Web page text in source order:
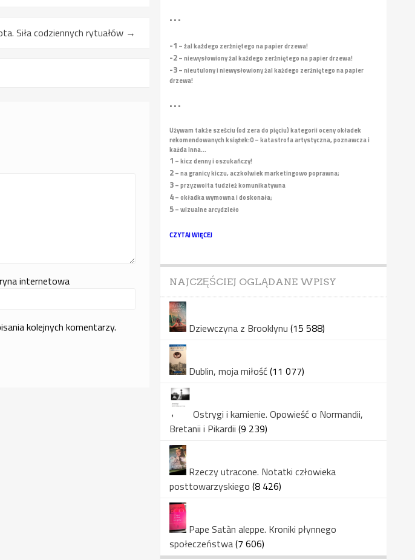
Siła codziennych rytuałów →
internetowa
kolejnych komentarzy.
• • •
-1 – żal każdego zerżniętego na papier drzewa!
-2– niewysłowiony żal każdego zerżniętego na papier drzewa!
-3– nieutulony i niewysłowiony żal każdego zerżniętego na papier
drzewa!
• • •
Używam także sześciu (od zera do pięciu) kategorii oceny okładek
rekomendowanych książek:0 – katastrofa artystyczna, poznawcza i
każda inna...
1 – kicz denny i oszukańczy!
2– na granicy kiczu, aczkolwiek marketingowo poprawna;
3– przyzwoita tudzież komunikatywna
4– okładka wymowna i doskonała;
5– wizualne arcydzieło
CZYTAJ WIĘCEJ
NAJCZĘŚCIEJ OGLĄDANE WPISY
Dziewczyna z Brooklynu (15 588)
Dublin, moja miłość(11 077)
Ostrygi i kamienie. Opowieść o Normandii,
Bretanii i Pikardii (9 239)
Rzeczy utracone. Notatki człowieka
posttowarzyskiego (8 426)
Pape Satàn aleppe. Kroniki płynnego
społeczeństwa(7 606)